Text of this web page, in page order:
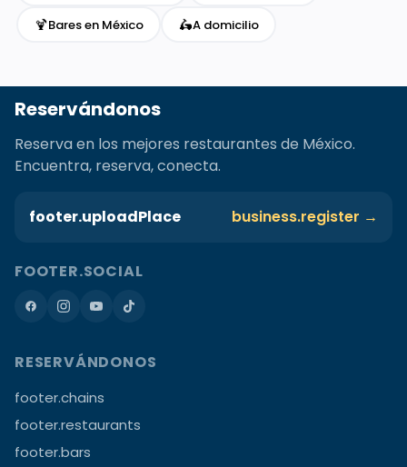
🍹Bares en México 🛵A domicilio
Reservándonos
Reserva en los mejores restaurantes de México.
Encuentra, reserva, conecta.
footer.uploadPlace business.register →
FOOTER.SOCIAL
RESERVÁNDONOS
footer.chains
footer.restaurants
footer.bars